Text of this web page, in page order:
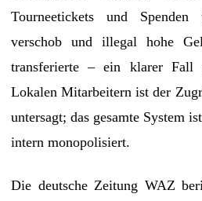
Tourneetickets und Spenden
verschob und illegal hohe
transferierte – ein klarer Fall
Lokalen Mitarbeitern ist der
untersagt; das gesamte System
intern monopolisiert.
Die deutsche Zeitung WAZ